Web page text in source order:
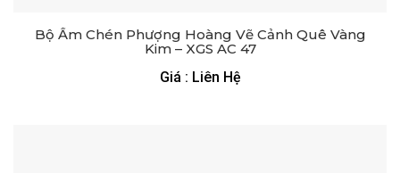
Bộ Ấm Chén Phượng Hoàng Vẽ Cảnh Quê Vàng
Kim – XGS AC 47
Giá : Liên Hệ